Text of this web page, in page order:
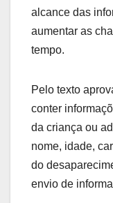
alcance das
aumentar as
tempo.
Pelo texto
conter
da criança ou
nome, idade,
do
envio de